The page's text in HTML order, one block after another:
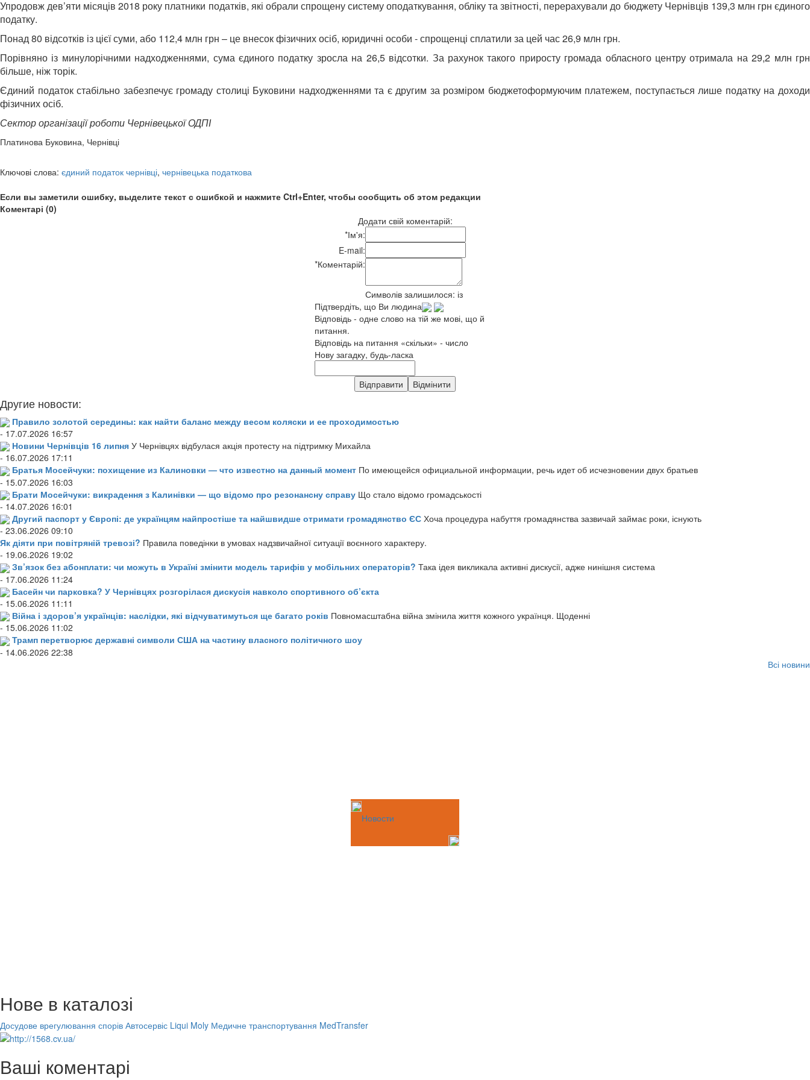
Упродовж дев’яти місяців 2018 року платники податків, які обрали спрощену систему оподаткування, обліку та звітності, перерахували до бюджету Чернівців 139,3 млн грн єдиного
податку.
Понад 80 відсотків із цієї суми, або 112,4 млн грн – це внесок фізичних осіб, юридичні особи - спрощенці сплатили за цей час 26,9 млн грн.
Порівняно із минулорічними надходженнями, сума єдиного податку зросла на 26,5 відсотки. За рахунок такого приросту громада обласного центру отримала на 29,2 млн грн
більше, ніж торік.
Єдиний податок стабільно забезпечує громаду столиці Буковини надходженнями та є другим за розміром бюджетоформуючим платежем, поступається лише податку на доходи
фізичних осіб.
Сектор організації роботи Чернівецької ОДПІ
Платинова Буковина, Чернівці
Ключові слова: єдиний податок чернівці, чернівецька податкова
Если вы заметили ошибку, выделите текст с ошибкой и нажмите Ctrl+Enter, чтобы сообщить об этом редакции
Коментарі (0)
Додати свій коментарій:
*Ім'я:
E-mail:
*Коментарій:
Символів залишилося: із
Підтвердіть, що Ви людина
Відповідь - одне слово на тій же мові, що й
питання.
Відповідь на питання «скільки» - число
Нову загадку, будь-ласка
Другие новости:
Правило золотой середины: как найти баланс между весом коляски и ее проходимостью
- 17.07.2026 16:57
Новини Чернівців 16 липня У Чернівцях відбулася акція протесту на підтримку Михайла
- 16.07.2026 17:11
Братья Мосейчуки: похищение из Калиновки — что известно на данный момент По имеющейся официальной информации, речь идет об исчезновении двух братьев
- 15.07.2026 16:03
Брати Мосейчуки: викрадення з Калинівки — що відомо про резонансну справу Що стало відомо громадськості
- 14.07.2026 16:01
Другий паспорт у Європі: де українцям найпростіше та найшвидше отримати громадянство ЄС Хоча процедура набуття громадянства зазвичай займає роки, існують
- 23.06.2026 09:10
Як діяти при повітряній тревозі? Правила поведінки в умовах надзвичайної ситуації воєнного характеру.
- 19.06.2026 19:02
Зв’язок без абонплати: чи можуть в Україні змінити модель тарифів у мобільних операторів? Така ідея викликала активні дискусії, адже нинішня система
- 17.06.2026 11:24
Басейн чи парковка? У Чернівцях розгорілася дискусія навколо спортивного об’єкта
- 15.06.2026 11:11
Війна і здоров’я українців: наслідки, які відчуватимуться ще багато років Повномасштабна війна змінила життя кожного українця. Щоденні
- 15.06.2026 11:02
Трамп перетворює державні символи США на частину власного політичного шоу
- 14.06.2026 22:38
Всі новини
Новости
Нове в каталозі
Досудове врегулювання спорів Автосервіс Liqui Moly Медичне транспортування MedTransfer
Ваші коментарі